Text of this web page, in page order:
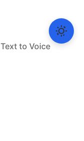
Text to Voice